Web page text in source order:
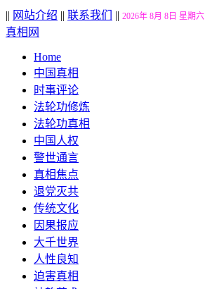
|| 网站介绍 || 联系我们 || 2026年 8月 8日 星期六
真相网
Home
中国真相
时事评论
法轮功修炼
法轮功真相
中国人权
警世通言
真相焦点
退党灭共
传统文化
因果报应
大千世界
人性良知
迫害真相